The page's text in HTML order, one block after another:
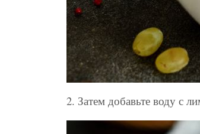
2. Затем добавьте воду с